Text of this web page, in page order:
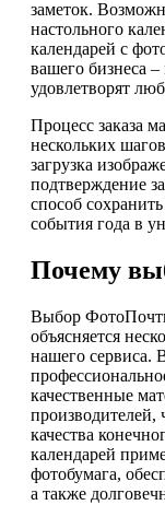
заметок.
настольного
календарей с
вашего бизнеса
удовлетворят
Процесс заказа
нескольких
загрузка
подтверждение
способ
события года в
Почему
Выбор
объясняется
нашего сервиса.
качественные
производителей,
качества
календарей
фотобумага,
а также